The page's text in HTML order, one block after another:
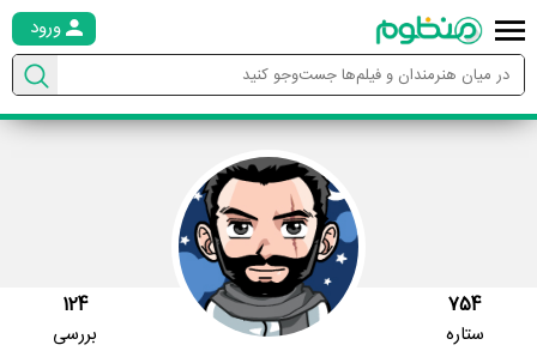
ورود
754
ستاره
124
بررسی